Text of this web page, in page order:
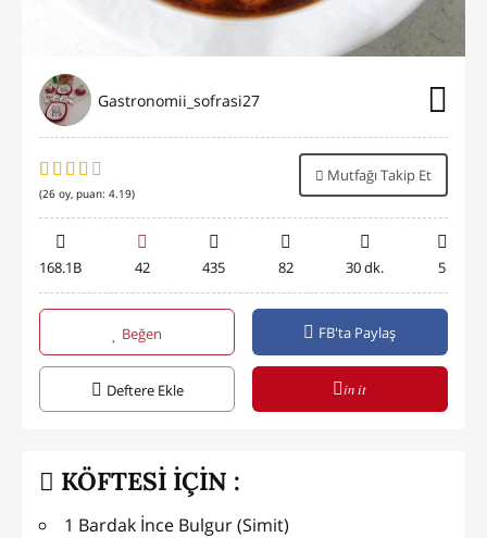
Gastronomii_sofrasi27
(26 oy, puan: 4.19)
Mutfağı Takip Et
168.1B 42 435 82 30 dk. 5
Beğen FB'ta Paylaş
Deftere Ekle in it
KÖFTESİ İÇİN :
1 Bardak İnce Bulgur (Simit)